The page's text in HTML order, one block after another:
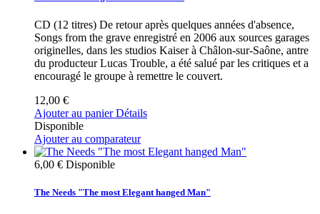
CD (12 titres) De retour après quelques années d'absence,
Songs from the grave enregistré en 2006 aux sources garages
originelles, dans les studios Kaiser à Châlon-sur-Saône, antre
du producteur Lucas Trouble, a été salué par les critiques et a
encouragé le groupe à remettre le couvert.
12,00 €
Ajouter au panier Détails
Disponible
Ajouter au comparateur
6,00 € Disponible
The Needs "The most Elegant hanged Man"